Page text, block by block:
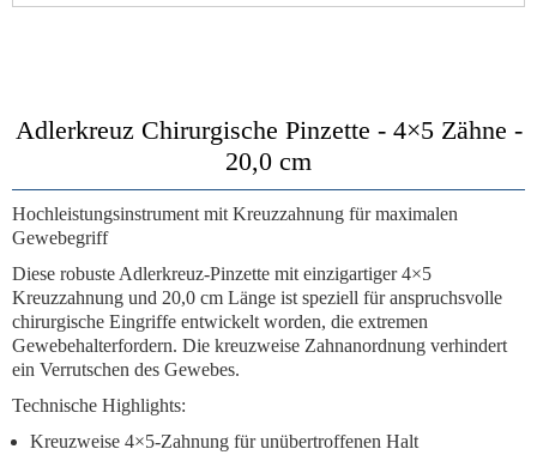
Adlerkreuz Chirurgische Pinzette - 4×5 Zähne -
20,0 cm
Hochleistungsinstrument mit Kreuzzahnung für maximalen
Gewebegriff
Diese robuste Adlerkreuz-Pinzette mit einzigartiger 4×5
Kreuzzahnung und 20,0 cm Länge ist speziell für anspruchsvolle
chirurgische Eingriffe entwickelt worden, die extremen
Gewebehalterfordern. Die kreuzweise Zahnanordnung verhindert
ein Verrutschen des Gewebes.
Technische Highlights:
Kreuzweise 4×5-Zahnung für unübertroffenen Halt